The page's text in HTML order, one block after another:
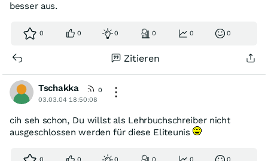
besser aus.
0 0 0 0 0 0
Zitieren
Tschakka
0
03.03.04 18:50:08
cih seh schon, Du willst als Lehrbuchschreiber nicht
ausgeschlossen werden für diese Eliteunis